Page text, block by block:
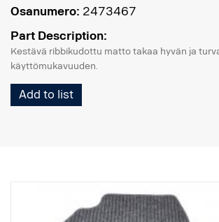
Osanumero: 2473467
Part Description:
Kestävä ribbikudottu matto takaa hyvän ja
käyttömukavuuden.
Add to list